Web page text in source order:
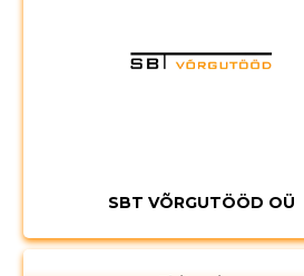
SBT VÕRGUTÖÖD OÜ